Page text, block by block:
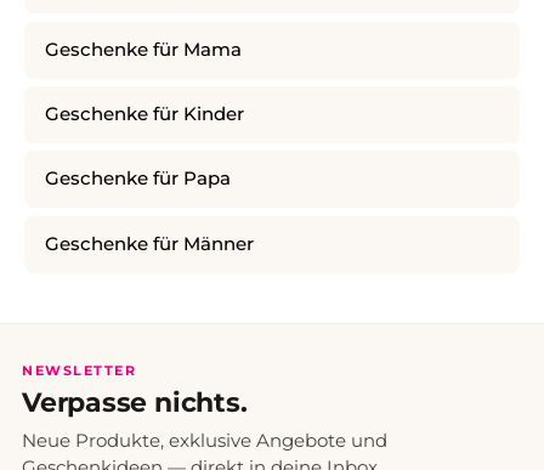
Geschenke für Mama
Geschenke für Kinder
Geschenke für Papa
Geschenke für Männer
NEWSLETTER
Verpasse nichts.
Neue Produkte, exklusive Angebote und